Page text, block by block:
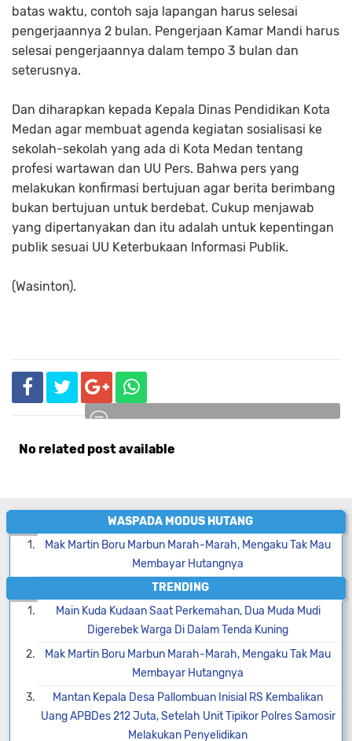
batas waktu, contoh saja lapangan harus selesai
pengerjaannya 2 bulan. Pengerjaan Kamar Mandi harus
selesai pengerjaannya dalam tempo 3 bulan dan
seterusnya.
Dan diharapkan kepada Kepala Dinas Pendidikan Kota
Medan agar membuat agenda kegiatan sosialisasi ke
sekolah-sekolah yang ada di Kota Medan tentang
profesi wartawan dan UU Pers. Bahwa pers yang
melakukan konfirmasi bertujuan agar berita berimbang
bukan bertujuan untuk berdebat. Cukup menjawab
yang dipertanyakan dan itu adalah untuk kepentingan
publik sesuai UU Keterbukaan Informasi Publik.
(Wasinton).
No related post available
WASPADA MODUS HUTANG
Mak Martin Boru Marbun Marah-Marah, Mengaku Tak Mau
Membayar Hutangnya
TRENDING
Main Kuda Kudaan Saat Perkemahan, Dua Muda Mudi
Digerebek Warga Di Dalam Tenda Kuning
Mak Martin Boru Marbun Marah-Marah, Mengaku Tak Mau
Membayar Hutangnya
Mantan Kepala Desa Pallombuan Inisial RS Kembalikan
Uang APBDes 212 Juta, Setelah Unit Tipikor Polres Samosir
Melakukan Penyelidikan